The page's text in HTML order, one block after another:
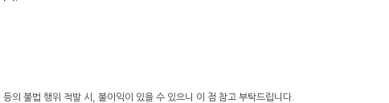
의 불법 행위 적발 시, 불이익이 있을 수 있으니 이 점 참고 부탁드립니다.